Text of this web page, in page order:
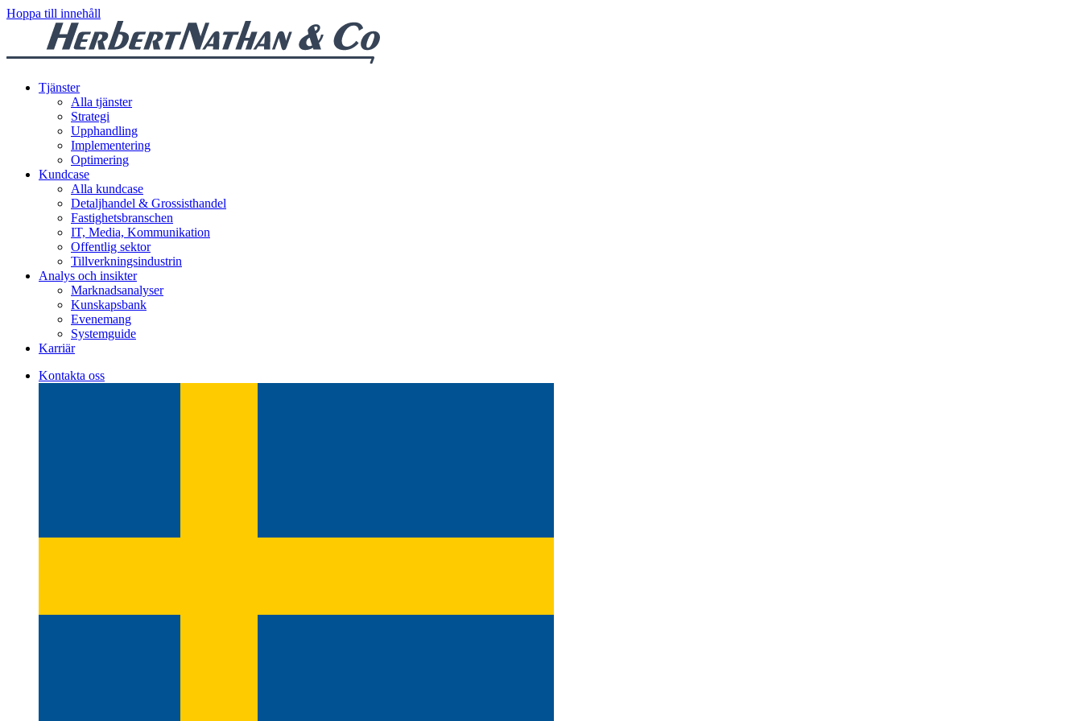
Hoppa till innehåll
Tjänster
Alla tjänster
Strategi
Upphandling
Implementering
Optimering
Kundcase
Alla kundcase
Detaljhandel & Grossisthandel
Fastighetsbranschen
IT, Media, Kommunikation
Offentlig sektor
Tillverkningsindustrin
Analys och insikter
Marknadsanalyser
Kunskapsbank
Evenemang
Systemguide
Karriär
Kontakta oss